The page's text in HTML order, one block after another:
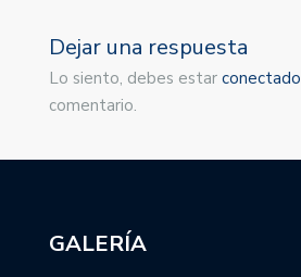
Dejar una respuesta
Lo siento, debes estar conectado
comentario.
GALERÍA